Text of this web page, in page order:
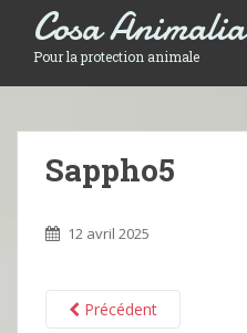
Cosa Animalia
Pour la protection animale
Sappho5
12 avril 2025
Précédent